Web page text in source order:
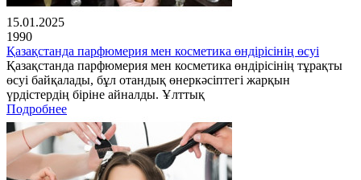
15.01.2025
1990
Қазақстанда парфюмерия мен косметика өндірісінің өсуі
Қазақстанда парфюмерия мен косметика өндірісінің тұрақты
өсуі байқалады, бұл отандық өнеркәсіптегі жарқын
үрдістердің біріне айналды. Ұлттық
Подробнее